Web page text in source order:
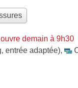
demain à 9h30
entrée adaptée),